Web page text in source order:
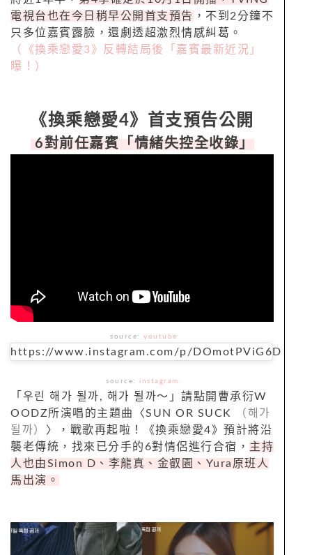
電視台也在今日稍早公開首支預告 ，不到2分鐘不
只多位嘉賓露臉，還劇透超激烈情感糾葛。
（《換乘戀愛3》反轉結局後「嘉賓最新近況」
曝！）
《換乘戀愛4》首支預告公開
6對前任嘉賓「情緒失控全收錄」
source: youtube
https://www.instagram.com/p/DOmotPViG6D
source: instagram.
「우린 해가 될까, 해가 될까～」請點開曹承衍W
OODZ所演唱的主題曲〈SUN OR SUCK
（해가
될까）
〉，戰歌再起啦！《換乘戀愛4》預計將沿
襲老傳統，找來已分手的6對情侶進行合宿， 主持
人也由Simon D、李龍真、金叡園、Yura原班人
馬出演。